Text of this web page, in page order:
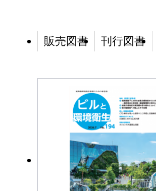
販売図書 刊行図書